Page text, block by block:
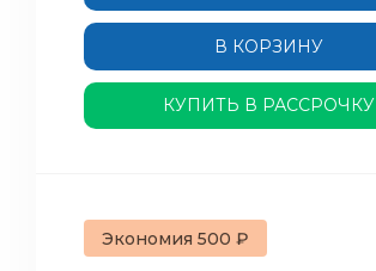
В КОРЗИНУ
КУПИТЬ В РАССРОЧКУ
Экономия 500 ₽